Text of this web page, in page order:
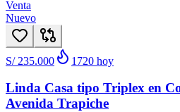
Venta
Nuevo
S/ 235.000 1720 hoy
Linda Casa tipo Triplex en
Avenida Trapiche